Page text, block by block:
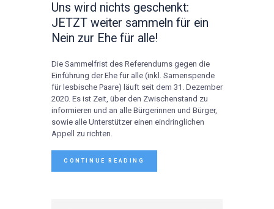
Uns wird nichts geschenkt:
JETZT weiter sammeln für ein
Nein zur Ehe für alle!
Die Sammelfrist des Referendums gegen die
Einführung der Ehe für alle (inkl. Samenspende
für lesbische Paare) läuft seit dem 31. Dezember
2020. Es ist Zeit, über den Zwischenstand zu
informieren und an alle Bürgerinnen und Bürger,
sowie alle Unterstützer einen eindringlichen
Appell zu richten.
CONTINUE READING